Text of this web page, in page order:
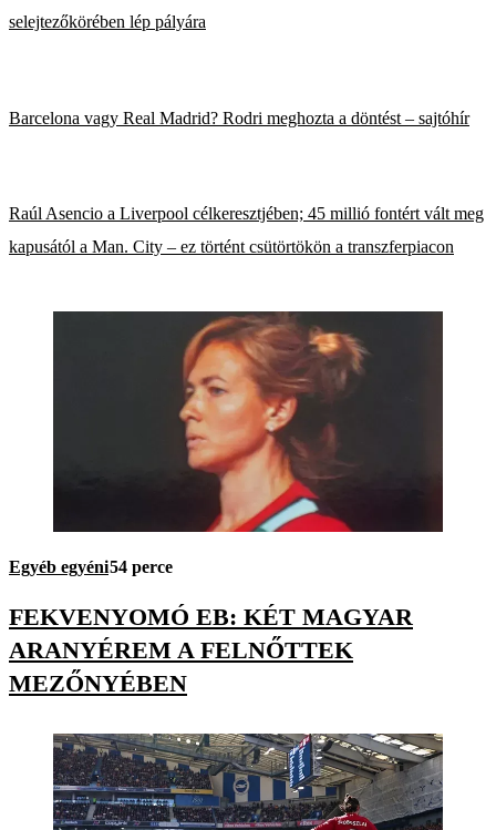
selejtezőkörében lép pályára
Barcelona vagy Real Madrid? Rodri meghozta a döntést – sajtóhír
Raúl Asencio a Liverpool célkeresztjében; 45 millió fontért vált meg
kapusától a Man. City – ez történt csütörtökön a transzferpiacon
Egyéb egyéni54 perce
FEKVENYOMÓ EB: KÉT MAGYAR
ARANYÉREM A FELNŐTTEK
MEZŐNYÉBEN